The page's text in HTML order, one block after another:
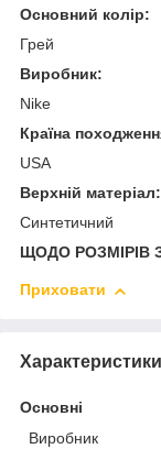
Основний колір:
Грей
Виробник:
Nike
Країна
USA
Верхній матеріал:
Синтетичний
ЩОДО РОЗМІРІВ
Приховати
Характеристики
Основні
Виробник